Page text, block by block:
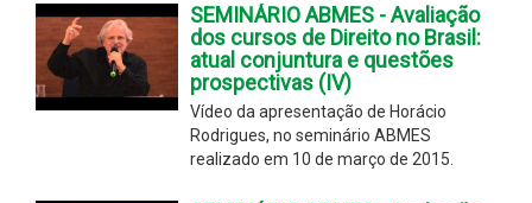
SEMINÁRIO ABMES - Avaliação
dos cursos de Direito no Brasil:
atual conjuntura e questões
prospectivas (IV)
Vídeo da apresentação de Horácio
Rodrigues, no seminário ABMES
realizado em 10 de março de 2015.